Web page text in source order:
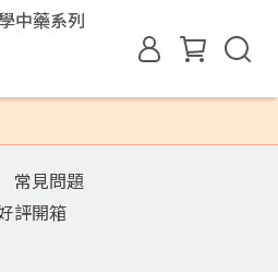
中藥系列
常見問題
評開箱